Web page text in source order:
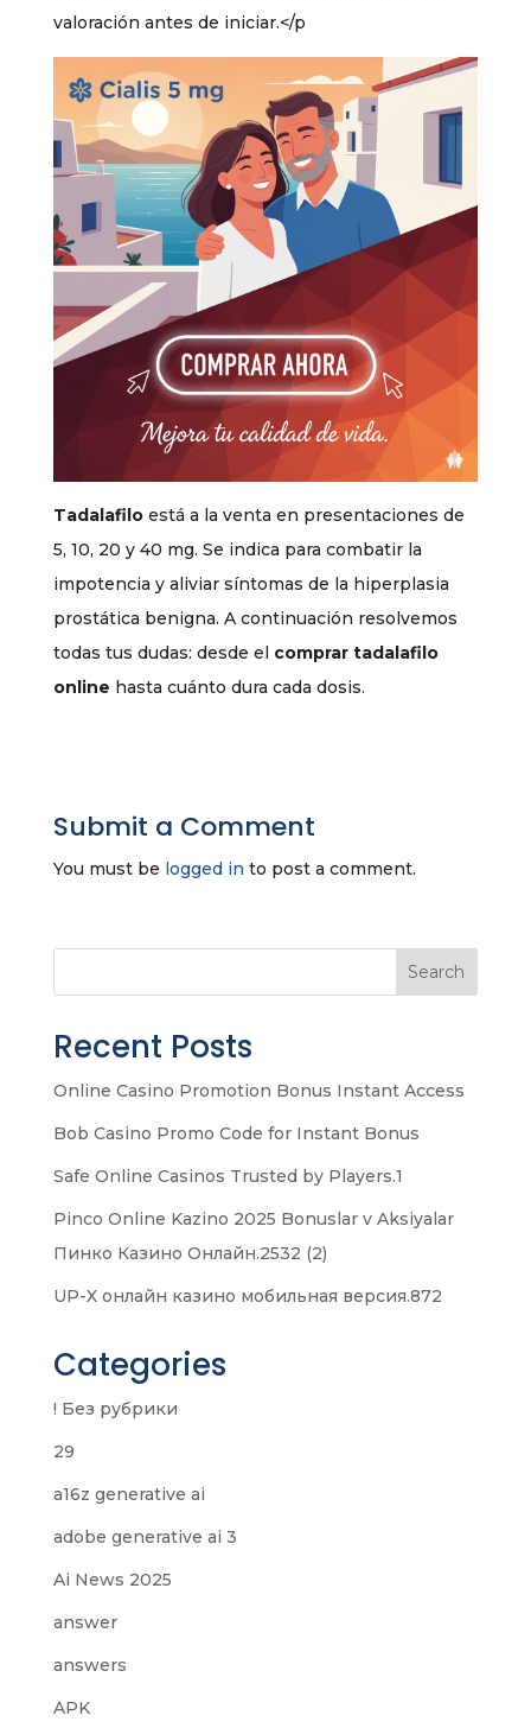
valoración antes de iniciar.</p
Tadalafiloestá a la venta en presentaciones de
5, 10, 20 y 40 mg. Se indica para combatir la
impotencia y aliviar síntomas de la hiperplasia
prostática benigna. A continuación resolvemos
todas tus dudas: desde el comprar tadalafilo
online hasta cuánto dura cada dosis.
Submit a Comment
You must be logged in to post a comment.
Search
Recent Posts
Online Casino Promotion Bonus Instant Access
Bob Casino Promo Code for Instant Bonus
Safe Online Casinos Trusted by Players.1
Pinco Online Kazino 2025 Bonuslar v Aksiyalar
Пинко Казино Онлайн.2532 (2)
UP-X онлайн казино мобильная версия.872
Categories
! Без рубрики
29
a16z generative ai
adobe generative ai 3
Ai News 2025
answer
answers
APK